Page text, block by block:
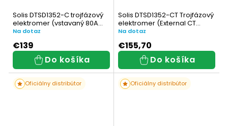
o
v
Solis DTSD1352-C trojfázový
elektromer (vstavaný 80A
CT)
Na dotaz
€139
Do košíka
Solis DTSD1352-CT Trojfázový
elektromer (External CT
3x150A:5A)
Na dotaz
€155,70
Do košíka
Oficiálny distribútor Oficiálny distribútor